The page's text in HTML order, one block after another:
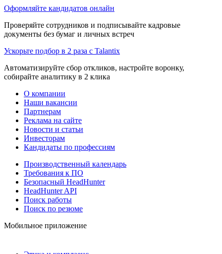
Оформляйте кандидатов онлайн
Проверяйте сотрудников и подписывайте кадровые
документы без бумаг и личных встреч
Ускорьте подбор в 2 раза с Talantix
Автоматизируйте сбор откликов, настройте воронку,
собирайте аналитику в 2 клика
О компании
Наши вакансии
Партнерам
Реклама на сайте
Новости и статьи
Инвесторам
Кандидаты по профессиям
Производственный календарь
Требования к ПО
Безопасный HeadHunter
HeadHunter API
Поиск работы
Поиск по резюме
Мобильное приложение